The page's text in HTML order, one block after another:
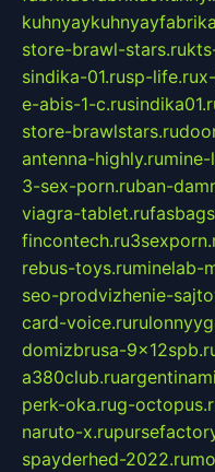
store-brawl-stars.ru
sindika-01.rusp-life.ru
e-abis-1-c.ru
store-brawlstars.ru
antenna-highly.ru
3-sex-porn.ruban-
viagra-tablet.ru
fincontech.ru
rebus-toys.ruminelab-
seo-prodvizhenie-
card-voice.ru
domizbrusa-
a380club.ru
perk-oka.rug-
naruto-x.ru
spayderhed-2022.ru